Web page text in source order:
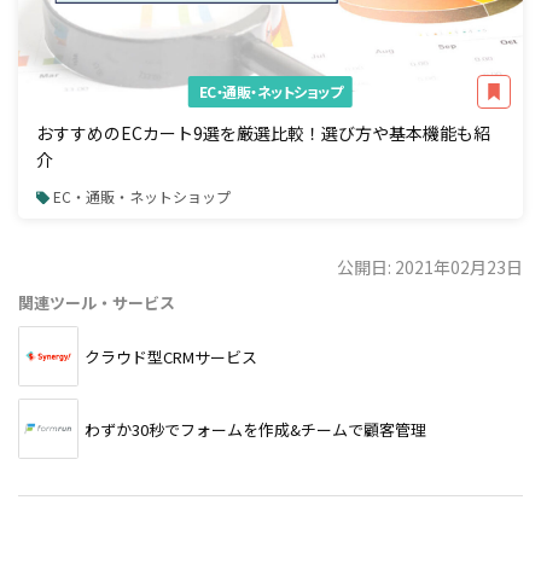
EC・通販・ネットショップ
おすすめのECカート9選を厳選比較！選び方や基本機能も紹
介
EC・通販・ネットショップ
公開日: 2021年02月23日
関連ツール・サービス
クラウド型CRMサービス
わずか30秒でフォームを作成&チームで顧客管理